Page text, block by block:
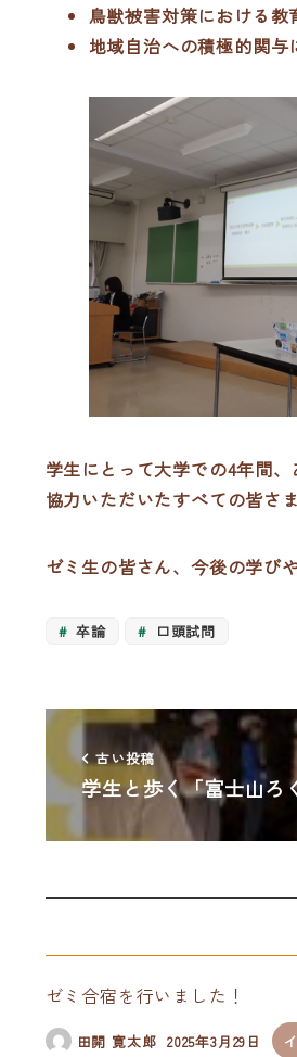
鳥獣被害対策における
地域自治への積極的関
学生にとって大学での4年間
協力いただいたすべての皆さ
ゼミ生の皆さん、今後の学び
卒論 口頭試問
古い投稿
学生と歩く「富士山ろ
ゼミ合宿を行いました！
田開 寛太郎 2025年3月29日